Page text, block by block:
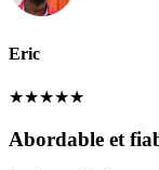
Eric
★★★★★
Abordable et